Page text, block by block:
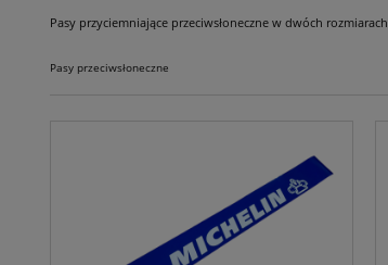
Pasy przyciemniające przeciwsłoneczne w dwóch rozmiarach
Pasy przeciwsłoneczne